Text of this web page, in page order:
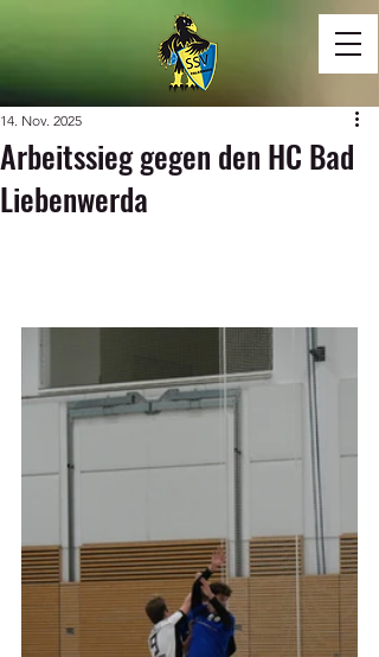
Arbeitssieg gegen den HC Bad
Liebenwerda
14. Nov. 2025